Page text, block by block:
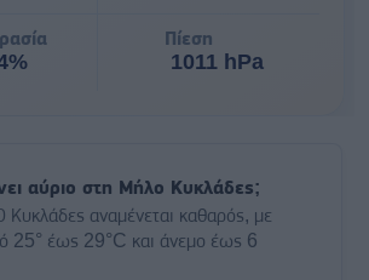
Πίεση
1011 hPa
αύριο στη Μήλο Κυκλάδες;
αναμένεται καθαρός, με
25° έως 29°C και άνεμο έως 6